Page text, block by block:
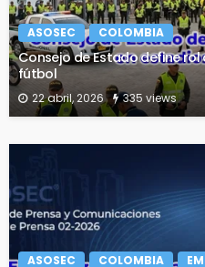
ASOSEC COLOMBIA
Consejo de Estado define
fútbol
22 abril, 2026 335 views
ASOSEC COLOMBIA